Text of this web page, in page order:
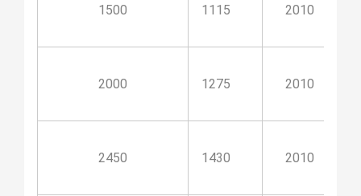
1500 1115 2010
2000 1275 2010
2450 1430 2010